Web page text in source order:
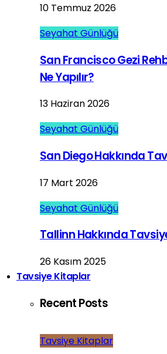
10 Temmuz 2026
Seyahat Günlüğü
San Francisco Gezi
Ne Yapılır?
13 Haziran 2026
Seyahat Günlüğü
San Diego Hakkında
17 Mart 2026
Seyahat Günlüğü
Tallinn Hakkında
26 Kasım 2025
Tavsiye Kitaplar
Recent Posts
Tavsiye Kitaplar